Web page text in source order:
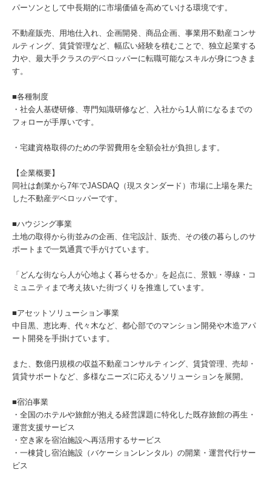
パーソンとして中長期的に市場価値を高めていける環境です。
不動産販売、用地仕入れ、企画開発、商品企画、事業用不動産コンサ
ルティング、賃貸管理など、幅広い経験を積むことで、独立起業する
力や、最大手クラスのデベロッパーに転職可能なスキルが身につきま
す。
■各種制度
・社会人基礎研修、専門知識研修など、入社から1人前になるまでの
フォローが手厚いです。
・宅建資格取得のための学習費用を全額会社が負担します。
【企業概要】
同社は創業から7年でJASDAQ（現スタンダード）市場に上場を果た
した不動産デベロッパーです。
■ハウジング事業
土地の取得から街並みの企画、住宅設計、販売、その後の暮らしのサ
ポートまで一気通貫で手がけています。
「どんな街なら人が心地よく暮らせるか」を起点に、景観・導線・コ
ミュニティまで考え抜いた街づくりを推進しています。
■アセットソリューション事業
中目黒、恵比寿、代々木など、都心部でのマンション開発や木造アパ
ート開発を手掛けています。
また、数億円規模の収益不動産コンサルティング、賃貸管理、売却・
賃貸サポートなど、多様なニーズに応えるソリューションを展開。
■宿泊事業
・全国のホテルや旅館が抱える経営課題に特化した既存旅館の再生・
運営支援サービス
・空き家を宿泊施設へ再活用するサービス
・一棟貸し宿泊施設（バケーションレンタル）の開業・運営代行サー
ビス